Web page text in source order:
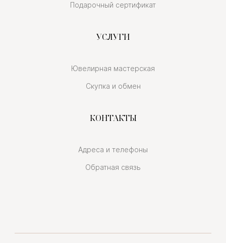
Подарочный сертификат
УСЛУГИ
Ювелирная мастерская
Скупка и обмен
КОНТАКТЫ
Адреса и телефоны
Обратная связь